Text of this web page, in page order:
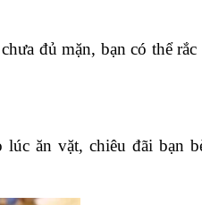
đủ mặn, bạn có thể rắc
ăn vặt, chiêu đãi bạn